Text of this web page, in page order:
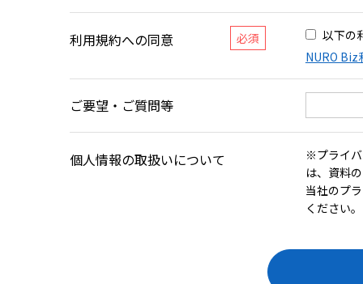
利用規約への同意
以下の
NURO Biz
ご要望・ご質問等
個人情報の取扱いについて
※プライ
は、資料
当社のプ
ください。